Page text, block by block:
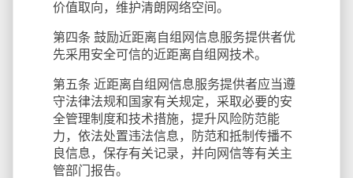
价值取向，维护清朗网络空间。
第四条 鼓励近距离自组网信息服务提供者优
先采用安全可信的近距离自组网技术。
第五条 近距离自组网信息服务提供者应当遵
守法律法规和国家有关规定，采取必要的安
全管理制度和技术措施，提升风险防范能
力，依法处置违法信息，防范和抵制传播不
良信息，保存有关记录，并向网信等有关主
管部门报告。